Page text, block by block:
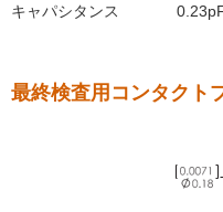
キャパシタンス
最終検査用コンタクト